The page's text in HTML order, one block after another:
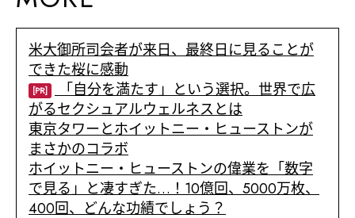
米大御所司会者が来日、最終日に見ることが
できた桜に感動
[PR]
「自分を満たす」という選択。世界で広
がるセクシュアルウェルネスとは
東京タワーとホイットニー・ヒューストンが
まさかのコラボ
ホイットニー・ヒューストンの偉業を「数字
で見る」と凄すぎた…！10億回、5000万枚、
400回、どんな功績でしょう？